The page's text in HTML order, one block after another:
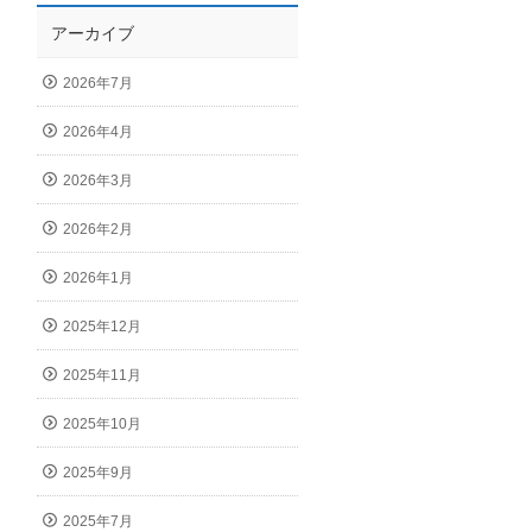
アーカイブ
2026年7月
2026年4月
2026年3月
2026年2月
2026年1月
2025年12月
2025年11月
2025年10月
2025年9月
2025年7月